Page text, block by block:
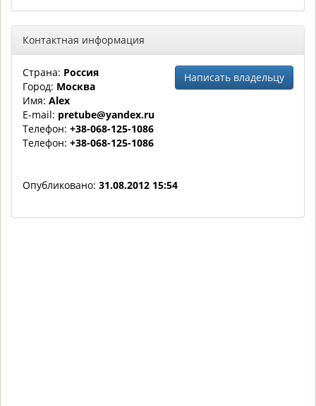
Контактная информация
Написать владельцу
Страна: Россия
Город: Москва
Имя: Alex
E-mail: pretube@yandex.ru
Телефон: +38-068-125-1086
Телефон: +38-068-125-1086
Опубликовано: 31.08.2012 15:54